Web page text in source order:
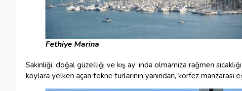
Fethiye Marina
Sakinliği, doğal güzelliği ve kış ay’ ında olmamıza rağmen
koylara yelken açan tekne turlarının yanından, körfez manzarası